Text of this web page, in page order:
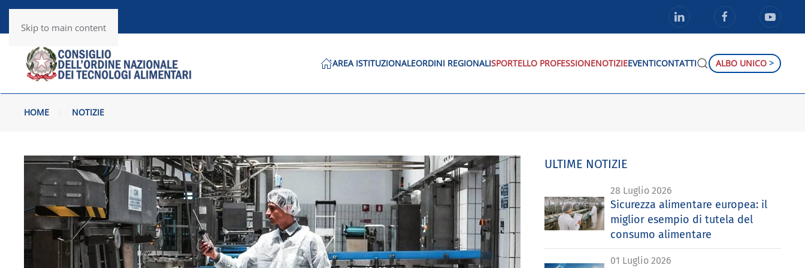
Skip to main content
AREA ISTITUZIONALEORDINI REGIONALISPORTELLO PROFESSIONENOTIZIEEVENTICONTATTI ALBO UNICO >
HOME NOTIZIE
ULTIME NOTIZIE
28 Luglio 2026
Sicurezza alimentare europea: il
miglior esempio di tutela del
consumo alimentare
01 Luglio 2026